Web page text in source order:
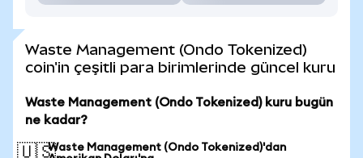
Waste Management (Ondo Tokenized)
coin'in çeşitli para birimlerinde güncel kuru
Waste Management (Ondo Tokenized) kuru bugün
ne kadar?
🇺🇸Waste Management (Ondo Tokenized)'dan